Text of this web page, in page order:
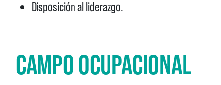
Disposición al liderazgo.
CAMPO OCUPACIONAL